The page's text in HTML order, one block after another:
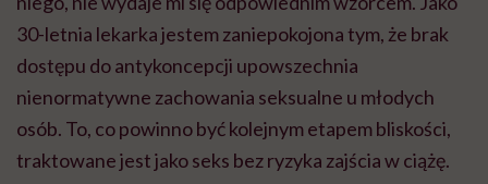
30-letnia lekarka jestem zaniepokojona tym, że brak
dostępu do antykoncepcji upowszechnia
nienormatywne zachowania seksualne u młodych
osób. To, co powinno być kolejnym etapem bliskości,
traktowane jest jako seks bez ryzyka zajścia w ciążę.